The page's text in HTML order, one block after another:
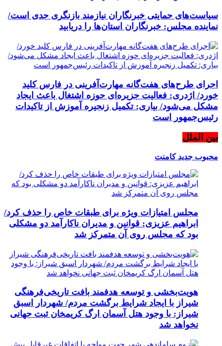
سیاست‌های حمایتی خبرنگاران نیازمند بازنگری جدی است/
نماینده مجلس: خبرنگاران استان‌ها را دریابید
اجرای طرح‌های هفت‌گانه مهارت‌آفرینی در فارس کلید
خورد/ اژدری: فعالیت جزیره‌‌ای حوزه اشتغال باعث ایجاد
مشکل می‌شود/ بیاری: تکمیل زنجیره آموزش از تاکیدات
رئیس‌جمهور است
بین الملل
محبوب جدیدکامنت
مجلس امتیازات ویژه برای طبقات خاص را حذف کرد/
ابراهیم عزیزی: قوانین و مدیران ناکارآمد دو مشکلی
بود که مجلس روی آن متمرکز شد
هویت‌بخشی و توسعه هدفمند بافت تاریخی‌فرهنگی
شیراز با ایجاد شرایط برگشت مردم/ شهردار اسبق
شیراز: با وجود هتل آسمان ارگ کریمخان ثبت جهانی
نخواهد شد